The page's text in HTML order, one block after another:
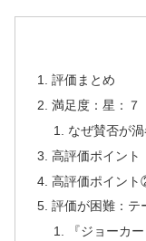
評価まとめ
満足度：星：７
なぜ賛否が
高評価ポイン
高評価ポイン
評価が困難：テ
『ジョーカ